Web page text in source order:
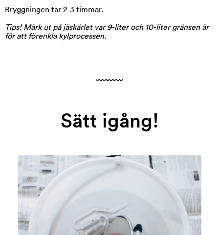
Bryggningen tar 2-3 timmar.
Tips! Märk ut på jäskärlet var 9-liter och 10-liter gränsen är
för att förenkla kylprocessen.
Sätt igång!